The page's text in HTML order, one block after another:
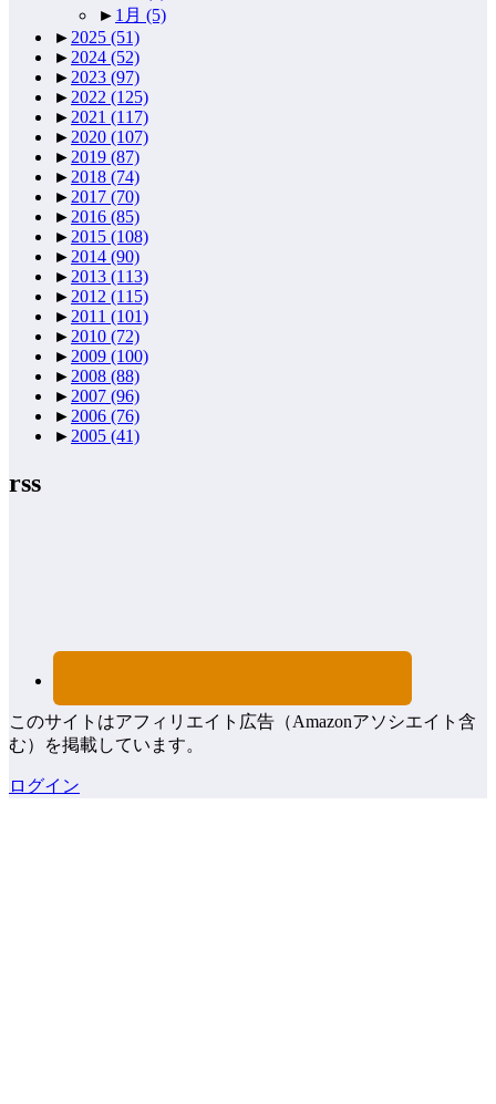
► 1月 (5)
► 2025 (51)
► 2024 (52)
► 2023 (97)
► 2022 (125)
► 2021 (117)
► 2020 (107)
► 2019 (87)
► 2018 (74)
► 2017 (70)
► 2016 (85)
► 2015 (108)
► 2014 (90)
► 2013 (113)
► 2012 (115)
► 2011 (101)
► 2010 (72)
► 2009 (100)
► 2008 (88)
► 2007 (96)
► 2006 (76)
► 2005 (41)
rss
このサイトはアフィリエイト広告（Amazonアソシエイト含
む）を掲載しています。
ログイン